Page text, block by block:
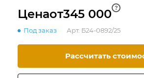
Ценаот345 000 ?
Под заказ Арт. Б24-0892/25
Рассчитать